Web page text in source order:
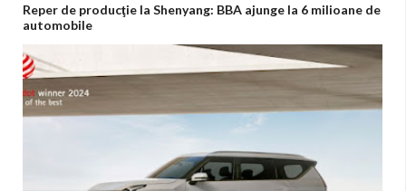
Reper de producţie la Shenyang: BBA ajunge la 6 milioane de
automobile